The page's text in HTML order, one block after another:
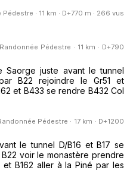
· 11 km · D+770 m · 266 vus
Randonnée Pédestre · 11 km · D+790
juste avant le tunnel
B22 rejoindre le Gr51 et
et B433 se rendre B432 Col
Pédestre · 17 km · D+1200
le tunnel D/B16 et B17 se
voir le monastère prendre
B162 aller à la Piné par les